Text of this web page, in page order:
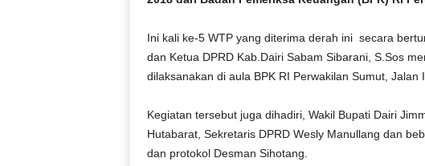
Ini kali ke-5 WTP yang diterima derah ini secara
dan Ketua DPRD Kab.Dairi Sabam Sibarani, S.Sos
dilaksanakan di aula BPK RI Perwakilan Sumut, Jalan
Kegiatan tersebut juga dihadiri, Wakil Bupati Dairi
Hutabarat, Sekretaris DPRD Wesly Manullang dan
dan protokol Desman Sihotang.